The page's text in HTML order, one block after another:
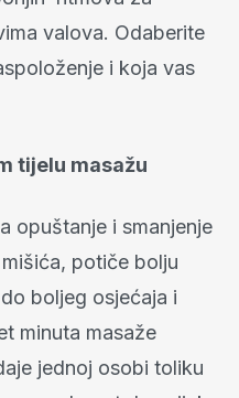
valova. Odaberite
i koja vas
tijelu masažu
opuštanje i smanjenje
potiče bolju
boljeg osjećaja i
minuta masaže
jednoj osobi toliku